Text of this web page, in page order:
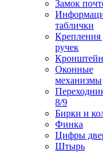
Замок
таблички
Крепления
ручек
Оконные
механизмы
8/9
Бирки и
Финка
Цифры
Штырь